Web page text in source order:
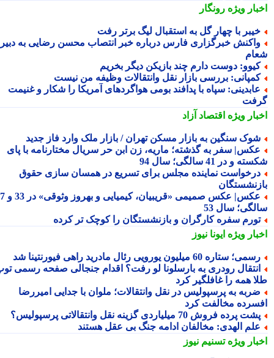
ویژهرونگار
با چهار گل به استقبال لیگ برتر رفت
خبرگزاری فارس درباره خبر انتصاب محسن رضایی به دبیری
دوست دارم چند بازیکن دیگر بخریم
بررسی بازار نقل وانتقالات وظیفه من نیست
سپاه با پدافند بومی هواگردهای آمریکا را شکار و غنیمت
ویژهاقتصاد آزاد
سنگین به بازار مسکن تهران / بازار ملک وارد فاز جدید
سفر به گذشته؛ ماریه، زن ابن حر سریال مختارنامه با پای
و در 41 سالگی؛ سال 94
نماینده مجلس برای تسریع در همسان سازی حقوق
عکس| عکس صمیمی «قریبیان، کیمیایی و بهروز وثوقی» در 33 و 37
سال 53
سفره کارگران و بازنشستگان را کوچک تر کرده
ویژهایونا نیوز
ستاره 60 میلیون یورویی رئال مادرید راهی فیورنتینا شد
رودری به بارسلونا لو رفت؟ اقدام جنجالی صفحه رسمی توپ
همه را غافلگیر کرد
به پرسپولیس در نقل وانتقالات؛ ملوان با جدایی امیررضا
مخالفت کرد
پرده فروش 70 میلیاردی گزینه نقل وانتقالاتی پرسپولیس؟
الهدی: مخالفان ادامه جنگ بی عقل هستند
ویژهتسنیم نیوز